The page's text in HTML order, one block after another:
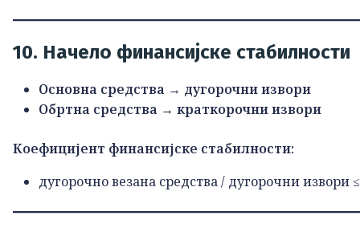
10. Начело финансијске стабилности
Основна средства → дугорочни извори
Обртна средства → краткорочни извори
Коефицијент финансијске стабилности:
дугорочно везана средства / дугорочни извори